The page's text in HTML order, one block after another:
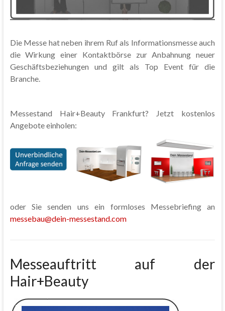
Die Messe hat neben ihrem Ruf als Informationsmesse auch
die Wirkung einer Kontaktbörse zur Anbahnung neuer
Geschäftsbeziehungen und gilt als Top Event für die
Branche.
Messestand Hair+Beauty Frankfurt? Jetzt kostenlos
Angebote einholen:
oder Sie senden uns ein formloses Messebriefing an
messebau@dein-messestand.com
Messeauftritt auf der
Hair+Beauty